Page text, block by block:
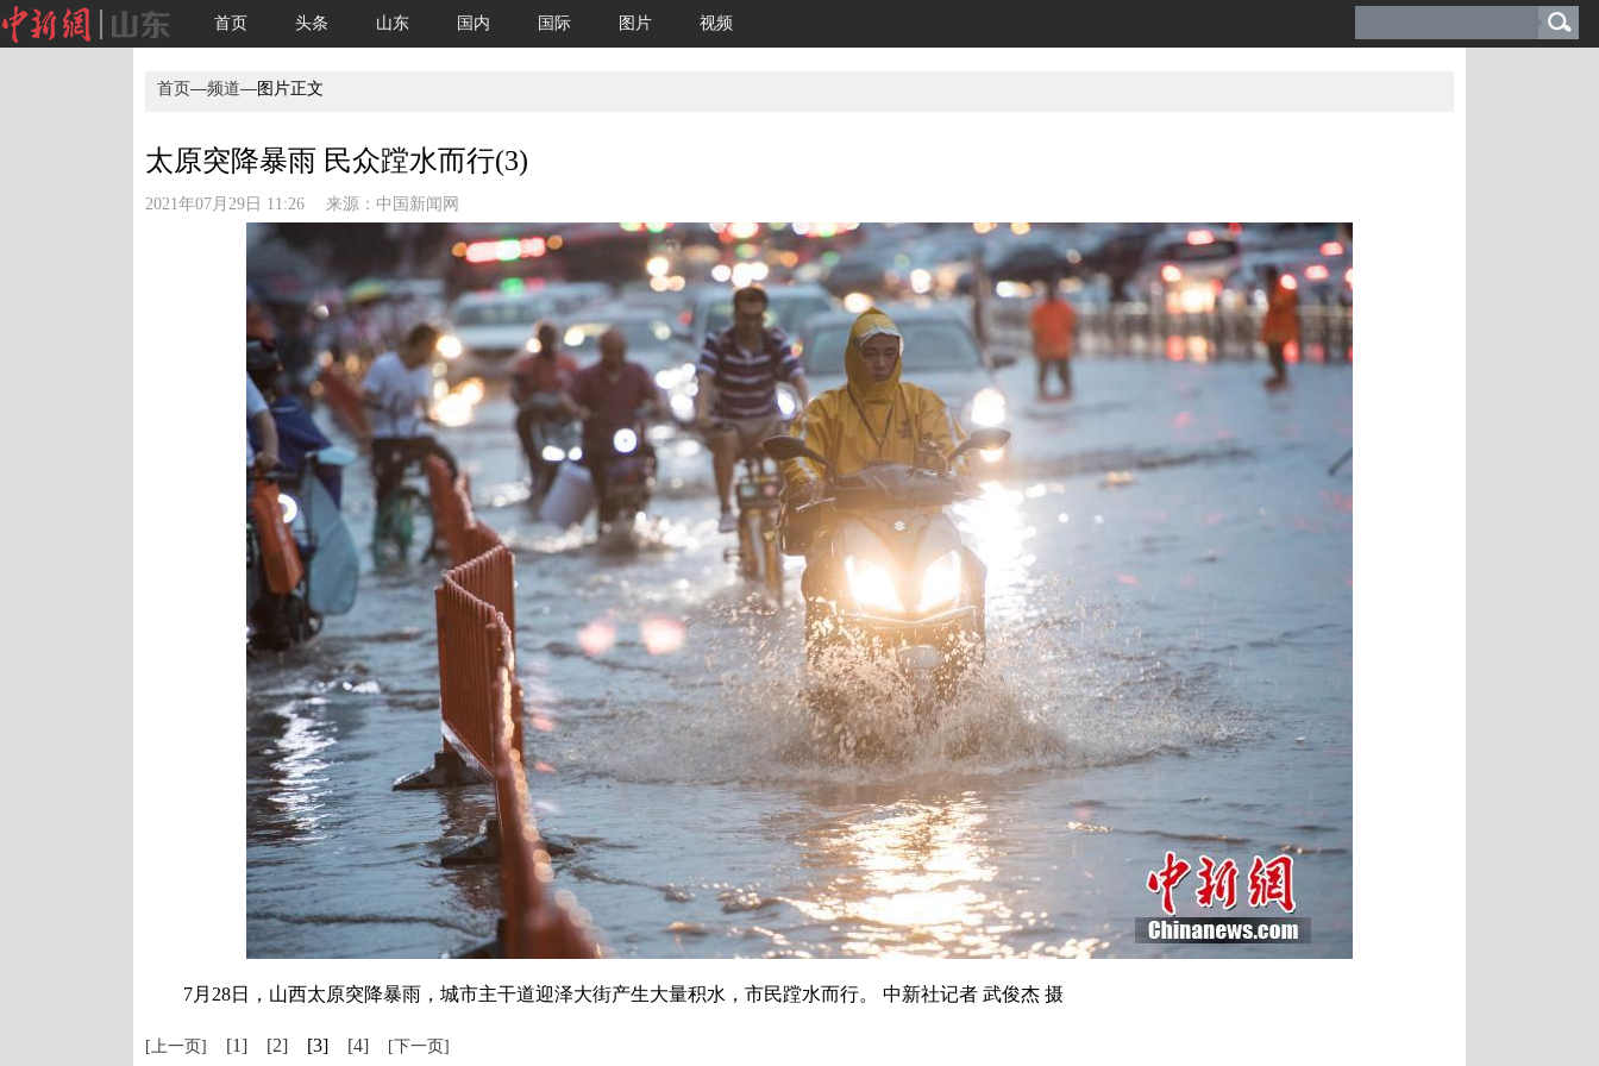
首页 头条 山东 国内 国际 图片 视频
首页—频道—图片正文
太原突降暴雨 民众蹚水而行(3)
2021年07月29日 11:26 来源： 中国新闻网
7月28日，山西太原突降暴雨，城市主干道迎泽大街产生大量积水，市民蹚水而行。 中新社记者 武俊杰 摄
[上一页] [1] [2] [3] [4] [下一页]